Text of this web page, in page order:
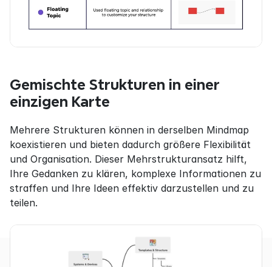
Gemischte Strukturen in einer
einzigen Karte
Mehrere Strukturen können in derselben Mindmap
koexistieren und bieten dadurch größere Flexibilität
und Organisation. Dieser Mehrstrukturansatz hilft,
Ihre Gedanken zu klären, komplexe Informationen zu
straffen und Ihre Ideen effektiv darzustellen und zu
teilen.